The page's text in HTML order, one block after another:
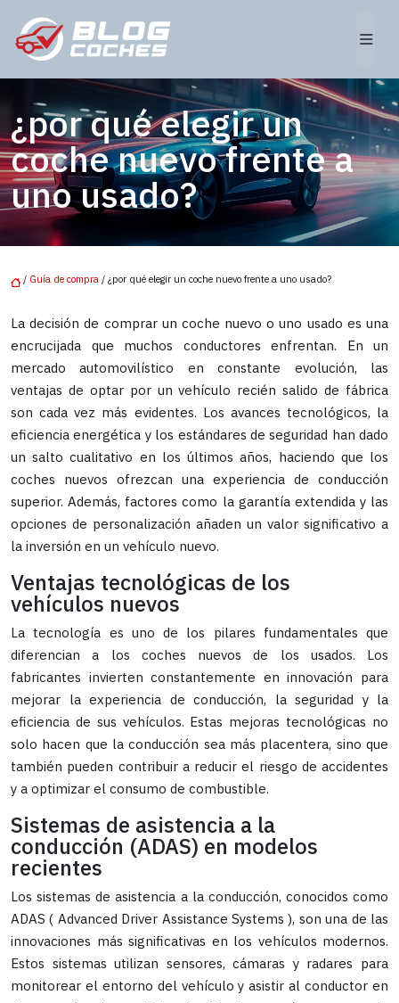
¿por qué elegir un
coche nuevo frente a
uno usado?
/ Guía de compra / ¿por qué elegir un coche nuevo frente a uno usado?
La decisión de comprar un coche nuevo o uno usado es una
encrucijada que muchos conductores enfrentan. En un
mercado automovilístico en constante evolución, las
ventajas de optar por un vehículo recién salido de fábrica
son cada vez más evidentes. Los avances tecnológicos, la
eficiencia energética y los estándares de seguridad han dado
un salto cualitativo en los últimos años, haciendo que los
coches nuevos ofrezcan una experiencia de conducción
superior. Además, factores como la garantía extendida y las
opciones de personalización añaden un valor significativo a
la inversión en un vehículo nuevo.
Ventajas tecnológicas de los
vehículos nuevos
La tecnología es uno de los pilares fundamentales que
diferencian a los coches nuevos de los usados. Los
fabricantes invierten constantemente en innovación para
mejorar la experiencia de conducción, la seguridad y la
eficiencia de sus vehículos. Estas mejoras tecnológicas no
solo hacen que la conducción sea más placentera, sino que
también pueden contribuir a reducir el riesgo de accidentes
y a optimizar el consumo de combustible.
Sistemas de asistencia a la
conducción (ADAS) en modelos
recientes
Los sistemas de asistencia a la conducción, conocidos como
ADAS ( Advanced Driver Assistance Systems ), son una de las
innovaciones más significativas en los vehículos modernos.
Estos sistemas utilizan sensores, cámaras y radares para
monitorear el entorno del vehículo y asistir al conductor en